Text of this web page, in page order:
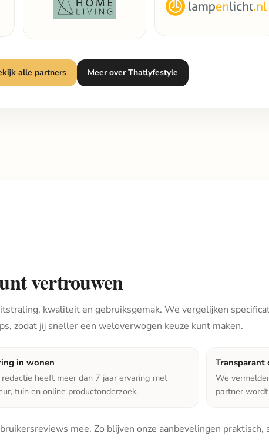
alle partners Meer over Thatlyfestyle
vertrouwen
kwaliteit en gebruiksgemak. We vergelijken
zodat jij sneller een weloverwogen keuze kunt maken.
in wonen
redactie heeft meer dan 7 jaar ervaring met
tuin en online productonderzoek.
Transparant
We
partner
mee. Zo blijven onze aanbevelingen